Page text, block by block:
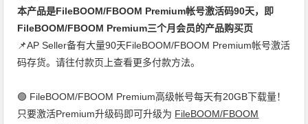
本产品是FileBOOM/FBOOM Premium帐号激活码90天，即
FileBOOM/FBOOM Premium三个月会员的产品购买页
📌AP Seller备有大量90天FileBOOM/FBOOM Premium帐号激活
码存货。请往付款页上查看更多付款方法。
🟢 FileBOOM/FBOOM Premium高级帐号每天有20GB下载量！
只要激活Premium升级码即可升级为 FileBOOM/FBOOM